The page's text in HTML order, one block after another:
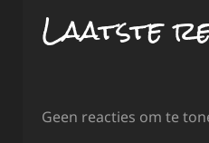
Laatste
Geen reacties om te